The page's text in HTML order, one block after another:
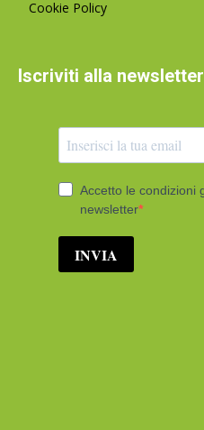
Cookie Policy
Iscriviti alla newsletter